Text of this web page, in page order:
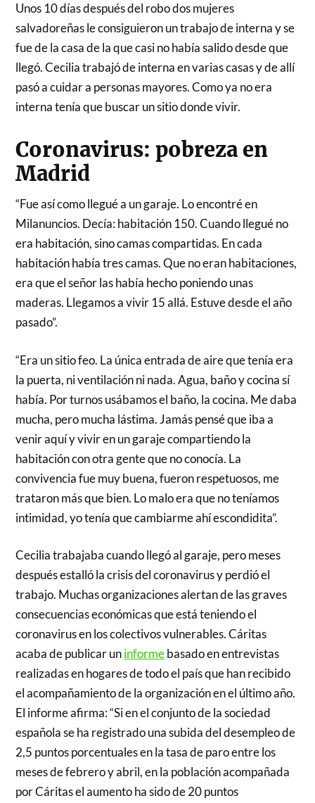
Unos 10 días después del robo dos mujeres
salvadoreñas le consiguieron un trabajo de interna y se
fue de la casa de la que casi no había salido desde que
llegó. Cecilia trabajó de interna en varias casas y de allí
pasó a cuidar a personas mayores. Como ya no era
interna tenía que buscar un sitio donde vivir.
Coronavirus: pobreza en
Madrid
“Fue así como llegué a un garaje. Lo encontré en
Milanuncios. Decía: habitación 150. Cuando llegué no
era habitación, sino camas compartidas. En cada
habitación había tres camas. Que no eran habitaciones,
era que el señor las había hecho poniendo unas
maderas. Llegamos a vivir 15 allá. Estuve desde el año
pasado”.
“Era un sitio feo. La única entrada de aire que tenía era
la puerta, ni ventilación ni nada. Agua, baño y cocina sí
había. Por turnos usábamos el baño, la cocina. Me daba
mucha, pero mucha lástima. Jamás pensé que iba a
venir aquí y vivir en un garaje compartiendo la
habitación con otra gente que no conocía. La
convivencia fue muy buena, fueron respetuosos, me
trataron más que bien. Lo malo era que no teníamos
intimidad, yo tenía que cambiarme ahí escondidita”.
Cecilia trabajaba cuando llegó al garaje, pero meses
después estalló la crisis del coronavirus y perdió el
trabajo. Muchas organizaciones alertan de las graves
consecuencias económicas que está teniendo el
coronavirus en los colectivos vulnerables. Cáritas
acaba de publicar uninformebasado en entrevistas
realizadas en hogares de todo el país que han recibido
el acompañamiento de la organización en el último año.
El informe afirma: “Si en el conjunto de la sociedad
española se ha registrado una subida del desempleo de
2,5 puntos porcentuales en la tasa de paro entre los
meses de febrero y abril, en la población acompañada
por Cáritas el aumento ha sido de 20 puntos